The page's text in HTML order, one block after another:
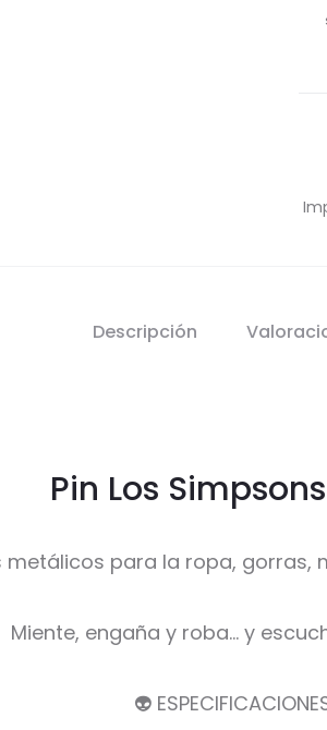
Descripción
Pin Los
metálicos para la ropa, gorras,
Miente, engaña y roba… y
👽